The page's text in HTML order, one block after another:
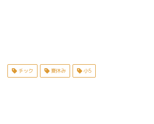
チック 夏休み 小5